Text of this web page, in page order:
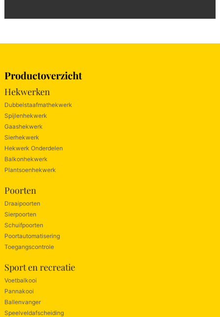
Productoverzicht
Hekwerken
Dubbelstaafmathekwerk
Spijlenhekwerk
Gaashekwerk
Sierhekwerk
Hekwerk Onderdelen
Balkonhekwerk
Plantsoenhekwerk
Poorten
Draaipoorten
Sierpoorten
Schuifpoorten
Poortautomatisering
Toegangscontrole
Sport en recreatie
Voetbalkooi
Pannakooi
Ballenvanger
Speelveldafscheiding